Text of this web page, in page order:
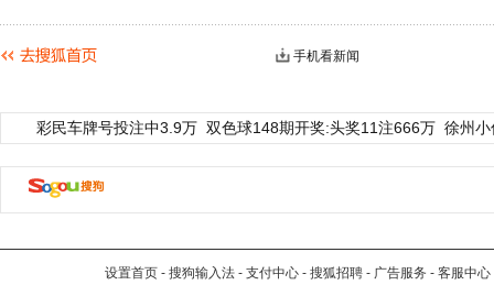
手机看新闻
彩民车牌号投注中3.9万 双色球148期开奖:头奖11注666万 徐州
设置首页 - 搜狗输入法 - 支付中心 - 搜狐招聘 - 广告服务 - 客服中心